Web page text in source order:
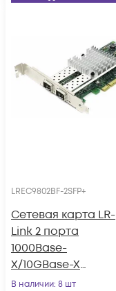
LREC9802BF-2SFP+
Сетевая карта LR-
Link 2 порта
1000Base-
X/10GBase-X
LREC9802BF-2SFP+
В наличии: 8 шт